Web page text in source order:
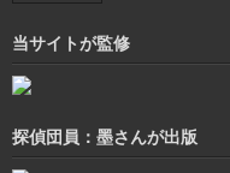
当サイトが監修
探偵団員：墨さんが出版